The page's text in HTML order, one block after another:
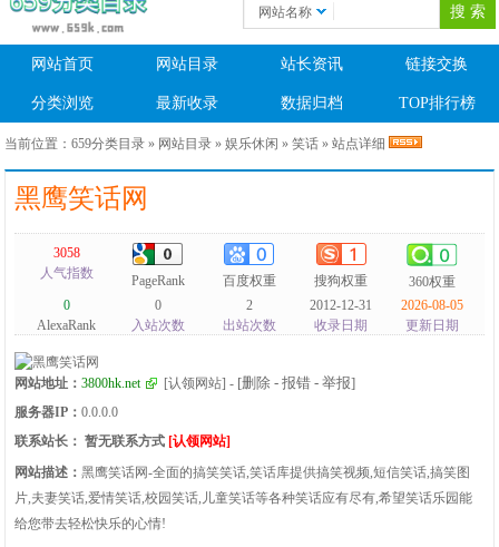
网站名称
网站首页 网站目录 站长资讯 链接交换
分类浏览 最新收录 数据归档 TOP排行榜
当前位置：659分类目录 » 网站目录 »娱乐休闲 »笑话 » 站点详细
黑鹰笑话网
3058
人气指数
PageRank 百度权重 搜狗权重
360权重
0
AlexaRank
0
入站次数
2
出站次数
2012-12-31
收录日期
2026-08-05
更新日期
网站地址：3800hk.net [认领网站] - [删除 - 报错 - 举报]
服务器IP：0.0.0.0
联系站长： 暂无联系方式 [认领网站]
网站描述：黑鹰笑话网-全面的搞笑笑话,笑话库提供搞笑视频,短信笑话,搞笑图
片,夫妻笑话,爱情笑话,校园笑话,儿童笑话等各种笑话应有尽有,希望笑话乐园能
给您带去轻松快乐的心情!